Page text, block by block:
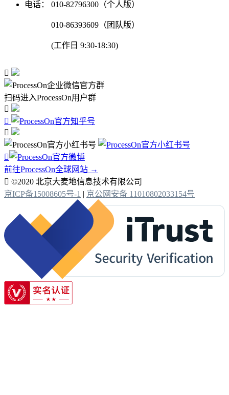
电话：
010-82796300（个人版）
010-86393609（团队版）
(工作日 9:30-18:30)

扫码进入ProcessOn用户群




前往ProcessOn全球网站 →
 ©2020 北京大麦地信息技术有限公司
京ICP备15008605号-1 | 京公网安备 11010802033154号